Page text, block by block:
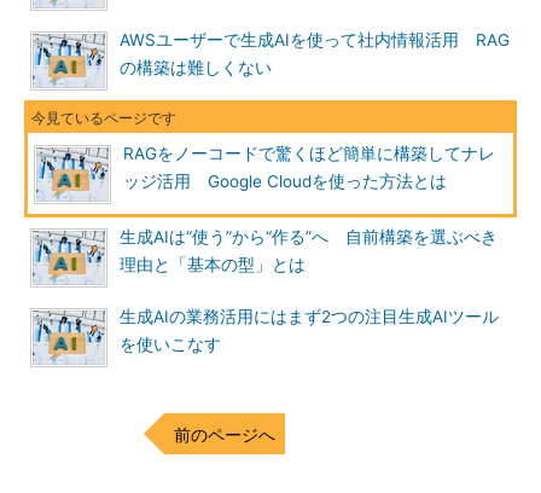
AWSユーザーで生成AIを使って社内情報活用 RAG
の構築は難しくない
RAGをノーコードで驚くほど簡単に構築してナレ
ッジ活用 Google Cloudを使った方法とは
生成AIは“使う”から“作る”へ 自前構築を選ぶべき
理由と「基本の型」とは
生成AIの業務活用にはまず2つの注目生成AIツール
を使いこなす
前のページへ